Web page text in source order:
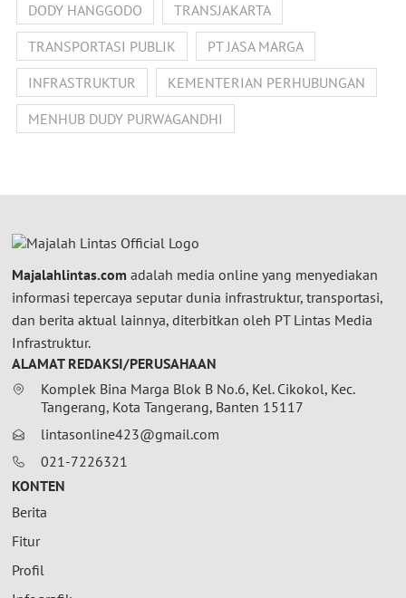
DODY HANGGODO
TRANSJAKARTA
TRANSPORTASI PUBLIK
PT JASA MARGA
INFRASTRUKTUR
KEMENTERIAN PERHUBUNGAN
MENHUB DUDY PURWAGANDHI
Majalahlintas.com adalah media online yang menyediakan
informasi tepercaya seputar dunia infrastruktur, transportasi,
dan berita aktual lainnya, diterbitkan oleh PT Lintas Media
Infrastruktur.
ALAMAT REDAKSI/PERUSAHAAN
Komplek Bina Marga Blok B No.6, Kel. Cikokol, Kec.
Tangerang, Kota Tangerang, Banten 15117
lintasonline423@gmail.com
021-7226321
KONTEN
Berita
Fitur
Profil